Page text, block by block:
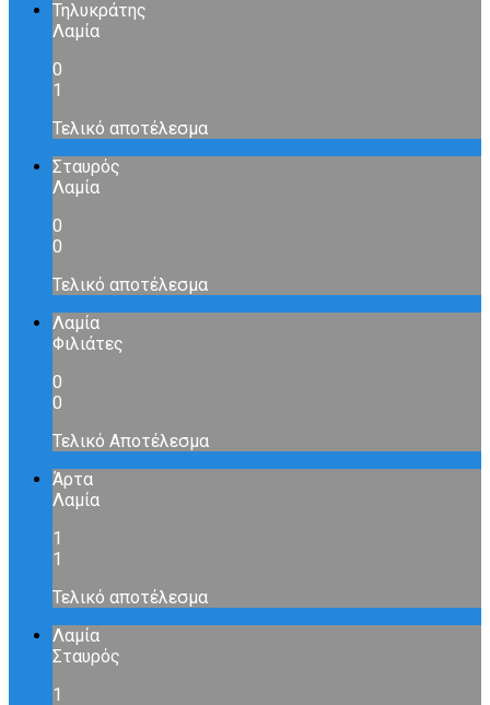
Τηλυκράτης
Λαμία
0
1
Τελικό αποτέλεσμα
Σταυρός
Λαμία
0
0
Τελικό αποτέλεσμα
Λαμία
Φιλιάτες
0
0
Τελικό Αποτέλεσμα
Άρτα
Λαμία
1
1
Τελικό αποτέλεσμα
Λαμία
Σταυρός
1